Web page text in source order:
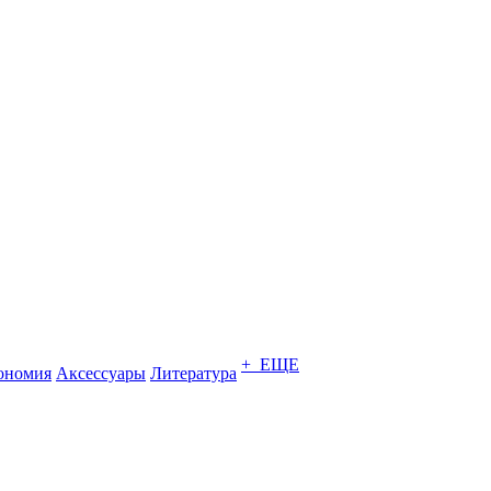
Аксессуары Литература + ЕЩЕ